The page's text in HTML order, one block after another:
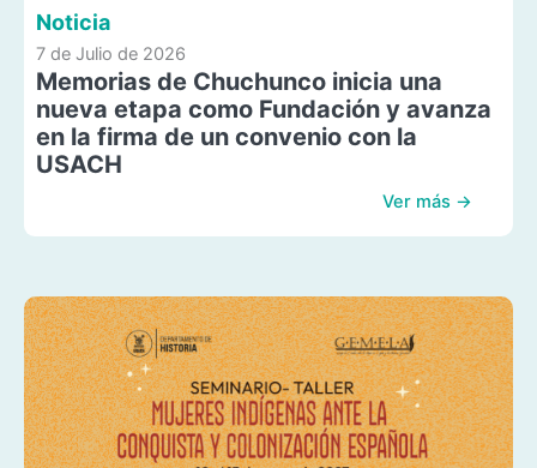
Noticia
7 de Julio de 2026
Memorias de Chuchunco inicia una
nueva etapa como Fundación y avanza
en la firma de un convenio con la
USACH
Ver más →